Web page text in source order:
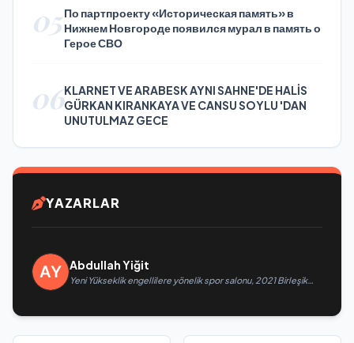
05По партпроекту «Историческая память» в
Нижнем Новгороде появился мурал в память о
Герое СВО
06KLARNET VE ARABESK AYNI SAHNE'DE HALİS
GÜRKAN KIRANKAYA VE CANSU SOYLU 'DAN
UNUTULMAZ GECE
YAZARLAR
Abdullah Yiğit
Yeni Yükseklik engellilere yönelik spor salonu, 2021 Birleşik